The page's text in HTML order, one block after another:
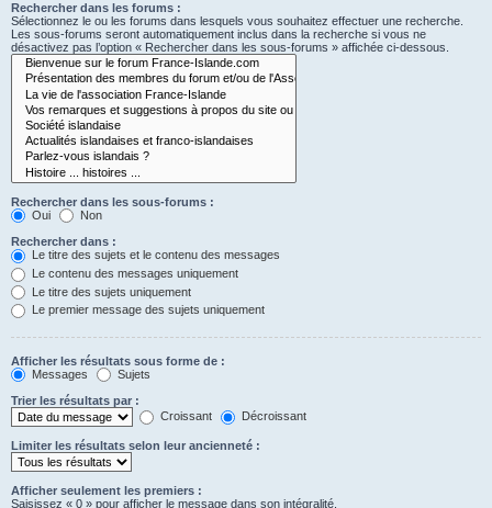
Rechercher dans les forums :
Sélectionnez le ou les forums dans lesquels vous souhaitez effectuer une recherche.
Les sous-forums seront automatiquement inclus dans la recherche si vous ne
désactivez pas l’option « Rechercher dans les sous-forums » affichée ci-dessous.
Rechercher dans les sous-forums :
Oui
Non
Rechercher dans :
Le titre des sujets et le contenu des messages
Le contenu des messages uniquement
Le titre des sujets uniquement
Le premier message des sujets uniquement
Afficher les résultats sous forme de :
Messages
Sujets
Trier les résultats par :
Croissant
Décroissant
Limiter les résultats selon leur ancienneté :
Afficher seulement les premiers :
Saisissez « 0 » pour afficher le message dans son intégralité.